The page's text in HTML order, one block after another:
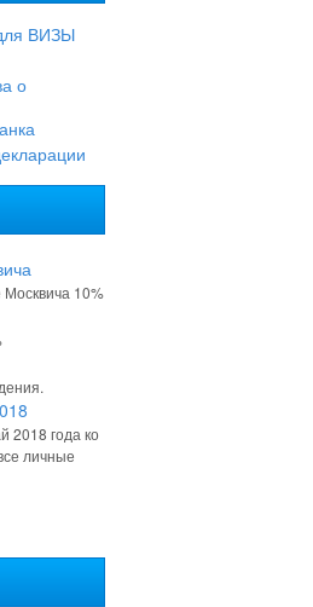
ВИЗЫ
о
Москвича 10%
2018 года ко
личные